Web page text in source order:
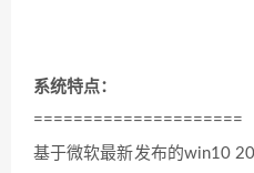
系统特点：
=====================
基于微软最新发布的win10